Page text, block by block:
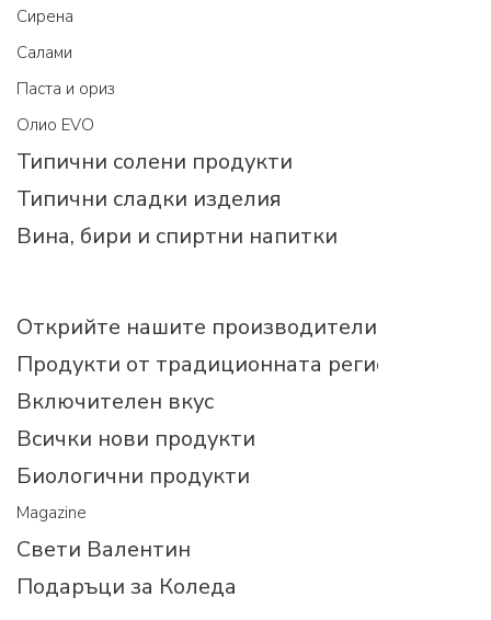
Cирена
Салами
Паста и ориз
Олио EVO
Типични солени продукти
Типични сладки изделия
Вина, бири и спиртни напитки
Открийте нашите производители
Продукти от традиционната регионална
Включителен вкус
Всички нови продукти
Биологични продукти
Magazine
Свети Валентин
Подаръци за Коледа